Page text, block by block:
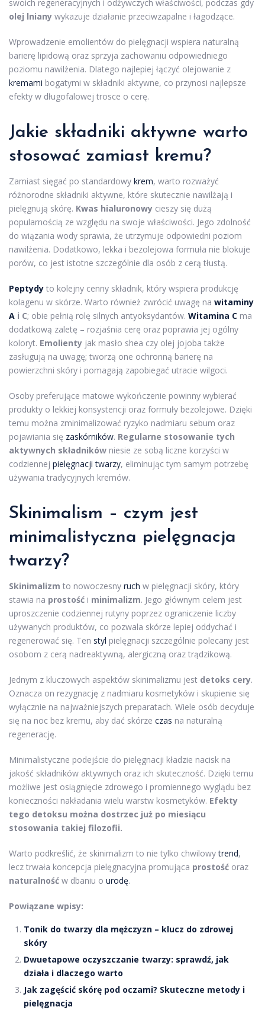
swoich regeneracyjnych i odżywczych właściwości, podczas gdy
olej lniany wykazuje działanie przeciwzapalne i łagodzące.
Wprowadzenie emolientów do pielęgnacji wspiera naturalną
barierę lipidową oraz sprzyja zachowaniu odpowiedniego
poziomu nawilżenia. Dlatego najlepiej łączyć olejowanie z
kremami bogatymi w składniki aktywne, co przynosi najlepsze
efekty w długofalowej trosce o cerę.
Jakie składniki aktywne warto
stosować zamiast kremu?
Zamiast sięgać po standardowy krem, warto rozważyć
różnorodne składniki aktywne, które skutecznie nawilżają i
pielęgnują skórę. Kwas hialuronowy cieszy się dużą
popularnością ze względu na swoje właściwości. Jego zdolność
do wiązania wody sprawia, że utrzymuje odpowiedni poziom
nawilżenia. Dodatkowo, lekka i bezolejowa formuła nie blokuje
porów, co jest istotne szczególnie dla osób z cerą tłustą.
Peptydy to kolejny cenny składnik, który wspiera produkcję
kolagenu w skórze. Warto również zwrócić uwagę na witaminy
A i C; obie pełnią rolę silnych antyoksydantów. Witamina C ma
dodatkową zaletę – rozjaśnia cerę oraz poprawia jej ogólny
koloryt. Emolienty jak masło shea czy olej jojoba także
zasługują na uwagę; tworzą one ochronną barierę na
powierzchni skóry i pomagają zapobiegać utracie wilgoci.
Osoby preferujące matowe wykończenie powinny wybierać
produkty o lekkiej konsystencji oraz formuły bezolejowe. Dzięki
temu można zminimalizować ryzyko nadmiaru sebum oraz
pojawiania się zaskórników. Regularne stosowanie tych
aktywnych składników niesie ze sobą liczne korzyści w
codziennej pielęgnacji twarzy, eliminując tym samym potrzebę
używania tradycyjnych kremów.
Skinimalism – czym jest
minimalistyczna pielęgnacja
twarzy?
Skinimalizm to nowoczesny ruch w pielęgnacji skóry, który
stawia na prostość i minimalizm. Jego głównym celem jest
uproszczenie codziennej rutyny poprzez ograniczenie liczby
używanych produktów, co pozwala skórze lepiej oddychać i
regenerować się. Ten styl pielęgnacji szczególnie polecany jest
osobom z cerą nadreaktywną, alergiczną oraz trądzikową.
Jednym z kluczowych aspektów skinimalizmu jest detoks cery.
Oznacza on rezygnację z nadmiaru kosmetyków i skupienie się
wyłącznie na najważniejszych preparatach. Wiele osób decyduje
się na noc bez kremu, aby dać skórze czas na naturalną
regenerację.
Minimalistyczne podejście do pielęgnacji kładzie nacisk na
jakość składników aktywnych oraz ich skuteczność. Dzięki temu
możliwe jest osiągnięcie zdrowego i promiennego wyglądu bez
konieczności nakładania wielu warstw kosmetyków. Efekty
tego detoksu można dostrzec już po miesiącu
stosowania takiej filozofii.
Warto podkreślić, że skinimalizm to nie tylko chwilowytrend,
lecz trwała koncepcja pielęgnacyjna promująca prostość oraz
naturalność w dbaniu o urodę.
Powiązane wpisy:
Tonik do twarzy dla mężczyzn – klucz do zdrowej
skóry
Dwuetapowe oczyszczanie twarzy: sprawdź, jak
działa i dlaczego warto
Jak zagęścić skórę pod oczami? Skuteczne metody i
pielęgnacja